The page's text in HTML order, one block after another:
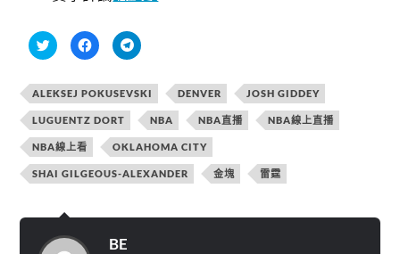
分
享
w
i
t
t
e
r
(
在
新
視
開
)
按
一
分
享
至
F
a
o
o
按
一
分
享
到
T
e
l
e
g
r
a
ALEKSEJ POKUSEVSKI DENVER JOSH GIDDEY
LUGUENTZ DORT NBA NBA直播 NBA線上直播
NBA線上看 OKLAHOMA CITY
SHAI GILGEOUS-ALEXANDER 金塊 雷霆
BE